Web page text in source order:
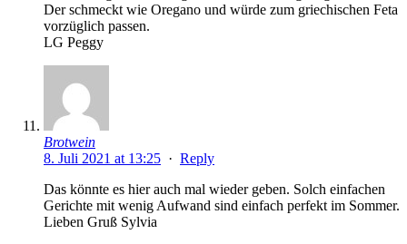
Der schmeckt wie Oregano und würde zum griechischen Feta
vorzüglich passen.
LG Peggy
Brotwein
8. Juli 2021 at 13:25 · Reply
Das könnte es hier auch mal wieder geben. Solch einfachen
Gerichte mit wenig Aufwand sind einfach perfekt im Sommer.
Lieben Gruß Sylvia